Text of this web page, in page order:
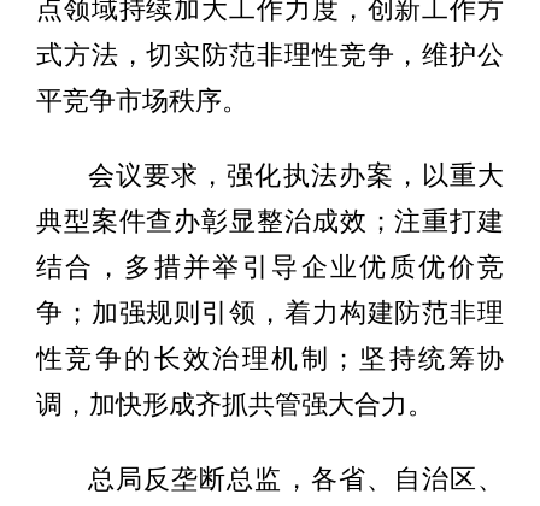
点领域持续加大工作力度，创新工作方
式方法，切实防范非理性竞争，维护公
平竞争市场秩序。
会议要求，强化执法办案，以重大
典型案件查办彰显整治成效；注重打建
结合，多措并举引导企业优质优价竞
争；加强规则引领，着力构建防范非理
性竞争的长效治理机制；坚持统筹协
调，加快形成齐抓共管强大合力。
总局反垄断总监，各省、自治区、